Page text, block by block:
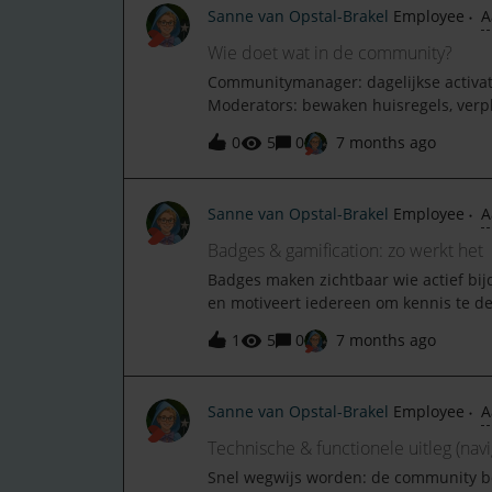
publiek. Neem contact op met het
proces.Incidenten &amp;
‘Rapporteren’. Moderators
content).Actie: Twijfel je? Vraag een
Sanne van Opstal-Brakel Employee
Wie doet wat in de community?
Communitymanager: dagelijkse
Moderators: bewaken huisregels,
blijven liggen. Ambassadeurs/
privileges of early‑access. Product-/
documentatie of
Feedback op de community: meld je
en moderators zijn herkenbaar aan
—we helpen graag.
0 5 0 7 months ago
Sanne van Opstal-Brakel Employee
Badges & gamification: zo werkt het
Badges maken zichtbaar wie actief
en motiveert iedereen om kennis te
(acceptaties). Handige posts
stellen, samenvatten, bronnen delen.
heel veel.Reputatie &amp;
thema’s; word hét aanspreekpunt.
Gebruik een herkenbare profielfoto
1 5 0 7 months ago
Sanne van Opstal-Brakel Employee
Technische & functionele uitleg
Snel wegwijs worden: de community